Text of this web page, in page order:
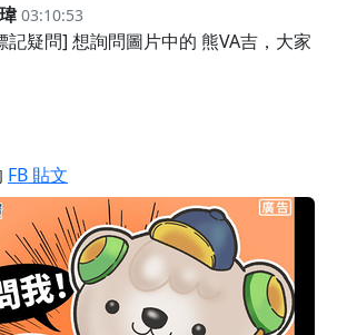
03:10:53
記疑問] 想詢問圖片中的 熊VA吉，大家
FB 貼文